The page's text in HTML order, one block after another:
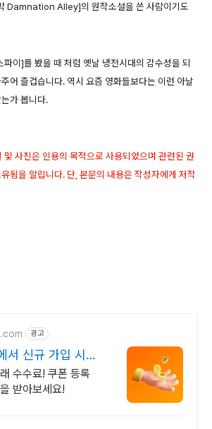
Damnation Alley]의 원작소설을 쓴 사람이기도
이]를 봤을 때 처럼 옛날 냉전시대의 감수성을 되
어 즐겁습니다. 역시 요즘 영화들보다는 이런 아날
가 봅니다.
사진은 인용의 목적으로 사용되었으며 관련된 권
됨을 알립니다. 단, 본문의 내용은 작성자에게 저작
광고
서 신규 가입 시 5
수수료! 쿠폰 등록
받아보세요!